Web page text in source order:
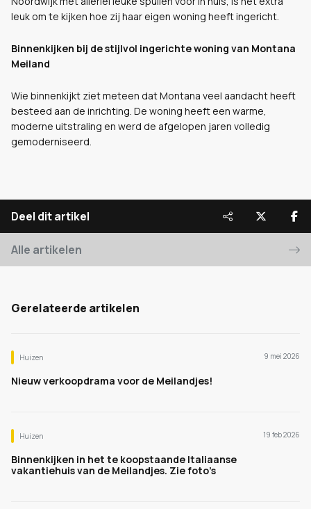
leuk om te kijken hoe zij haar eigen woning heeft ingericht.
Binnenkijken bij de stijlvol ingerichte woning van Montana
Meiland
Wie binnenkijkt ziet meteen dat Montana veel aandacht heeft
besteed aan de inrichting. De woning heeft een warme,
moderne uitstraling en werd de afgelopen jaren volledig
gemoderniseerd.
Deel dit artikel
Alle artikelen
Gerelateerde artikelen
Huizen 9 mei 2026
Nieuw verkoopdrama voor de Meilandjes!
Huizen 19 feb 2026
Binnenkijken in het te koopstaande Italiaanse
vakantiehuis van de Meilandjes. Zie foto’s